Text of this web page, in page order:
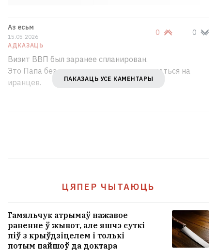
Аз есьм
15.05.2026
АДКАЗАЦЬ
0 0
Визит ВВП был заранее спланирован.
Это Папа без очереди заскочил пожаловаться на
иранцев.
ПАКАЗАЦЬ УСЕ КАМЕНТАРЫ
ЦЯПЕР ЧЫТАЮЦЬ
Гамяльчук атрымаў нажавое
раненне ў жывот, але яшчэ суткі
піў з крыўдзіцелем і толькі
потым пайшоў да доктара
адмовіла беларусу ў падаўжэнні поліса
пасля буйной выплаты
Спёка. Як перажыць і як
паводзіць сябе ў такое надвор'е?